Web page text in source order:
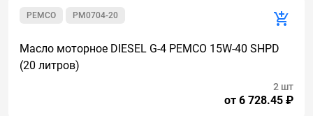
PM0704-20
PEMCO
Масло моторное DIESEL G-4 PEMCO 15W-40 SHPD
(20 литров)
от 6 728.45 ₽
2 шт